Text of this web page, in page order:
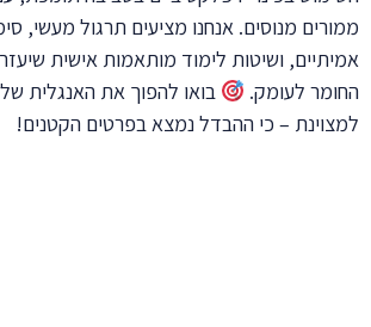
ממורים מנוסים. אנחנו מציעים תרגול מעשי,
אמיתיים, ושיטות לימוד מותאמות אישית
החומר לעומק.
בואו להפוך את האנגלית
למצוינת – כי ההבדל נמצא בפרטים הקטנים!